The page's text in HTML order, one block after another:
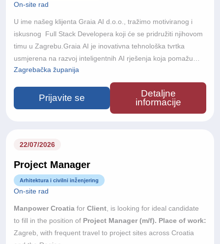
On-site rad
U ime našeg klijenta Graia AI d.o.o., tražimo motiviranog i
iskusnog Full Stack Developera koji će se pridružiti njihovom
timu u Zagrebu.Graia AI je inovativna tehnološka tvrtka
usmjerena na razvoj inteligentnih AI rješenja koja pomažu
poslovnim korisnicima automatizirati procese, unaprijediti
korisničku interakciju i iskoristiti puni potencijal umjetne
inteligencije. Kombiniranjem naprednih AI tehnologija s
praktičnim poslovnim primjenama, Graia razvija skalabilna
kontinuiranom unapređenju skalabilnih full-stack rješenja za
product managerima, project managerima, AI inženjerima i
ostalim dionicima kako biste poslovne i produktne zahtjeve
pretvorili u kvalitetna tehnička rješenja.Vaša će uloga
uključivati doprinos tehničkom smjeru razvoja platforme,
primjenu najboljih razvojnih praksi te dijeljenje znanja unutar
razvojnog tima.Ako ste strastveni u stvaranju kvalitetnog
softvera, uživate u rješavanju kompleksnih tehničkih izazova i
Zagrebačka županija
Prijavite se
Detaljne
informacije
22/07/2026
Project Manager
Arhitektura i civilni inženjering
On-site rad
Manpower Croatia for Client , is looking for ideal candidate
to fill in the position of Project Manager (m/f). Place of work:
Zagreb, with frequent travel to project sites across Croatia